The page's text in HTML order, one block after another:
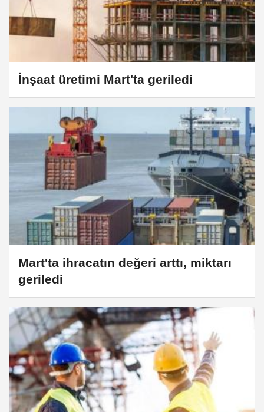
İnşaat üretimi Mart'ta geriledi
Mart'ta ihracatın değeri arttı, miktarı
geriledi